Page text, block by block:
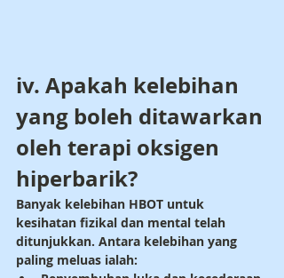
iv. Apakah kelebihan
yang boleh ditawarkan
oleh terapi oksigen
hiperbarik?
Banyak kelebihan HBOT untuk
kesihatan fizikal dan mental telah
ditunjukkan. Antara kelebihan yang
paling meluas ialah: